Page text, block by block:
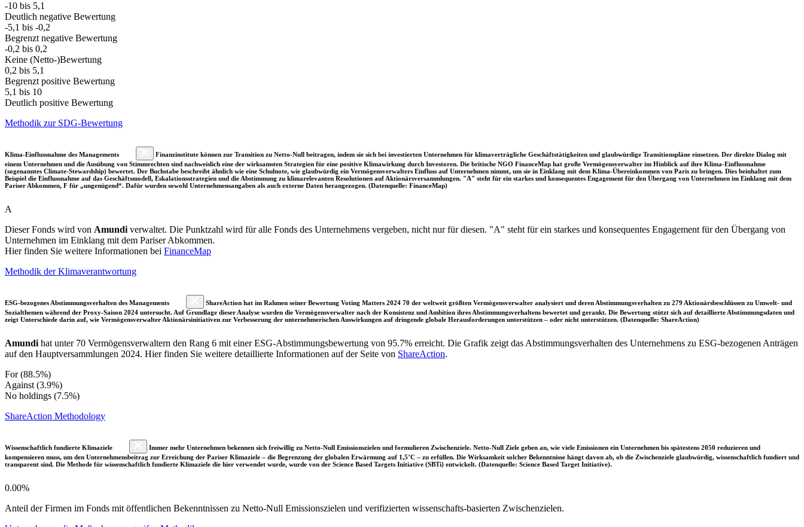
-10 bis 5,1
Deutlich negative Bewertung
-5,1 bis -0,2
Begrenzt negative Bewertung
-0,2 bis 0,2
Keine (Netto-)Bewertung
0,2 bis 5,1
Begrenzt positive Bewertung
5,1 bis 10
Deutlich positive Bewertung
Methodik zur SDG-Bewertung
Klima-Einflussnahme des Managements
Finanzinstitute können zur Transition zu Netto-Null beitragen, indem sie sich bei investierten Unternehmen für klimaverträgliche Geschäftstätigkeiten und glaubwürdige Transitionspläne einsetzen. Der direkte Dialog mit
einem Unternehmen und die Ausübung von Stimmrechten sind nachweislich eine der wirksamsten Strategien für eine positive Klimawirkung durch Investoren. Die britische NGO FinanceMap hat große Vermögensverwalter im Hinblick auf ihre Klima-Einflussnahme
(sogenanntes Climate-Stewardship) bewertet. Der Buchstabe beschreibt ähnlich wie eine Schulnote, wie glaubwürdig ein Vermögensverwalters Einfluss auf Unternehmen nimmt, um sie in Einklang mit dem Klima-Übereinkommen von Paris zu bringen. Dies beinhaltet zum
Beispiel die Einflussnahme auf das Geschäftsmodell, Eskalationsstrategien und die Abstimmung zu klimarelevanten Resolutionen auf Aktionärsversammlungen. "A" steht für ein starkes und konsequentes Engagement für den Übergang von Unternehmen im Einklang mit dem
Pariser Abkommen, F für „ungenügend“. Dafür wurden sowohl Unternehmensangaben als auch externe Daten herangezogen. (Datenquelle: FinanceMap)
A
Dieser Fonds wird von Amundi verwaltet. Die Punktzahl wird für alle Fonds des Unternehmens vergeben, nicht nur für diesen. "A" steht für ein starkes und konsequentes Engagement für den Übergang von
Unternehmen im Einklang mit dem Pariser Abkommen.
Hier finden Sie weitere Informationen bei FinanceMap
Methodik der Klimaverantwortung
ESG-bezogenes Abstimmungsverhalten des Managements
ShareAction hat im Rahmen seiner Bewertung Voting Matters 2024 70 der weltweit größten Vermögensverwalter analysiert und deren Abstimmungsverhalten zu 279 Aktionärsbeschlüssen zu Umwelt- und
Sozialthemen während der Proxy-Saison 2024 untersucht. Auf Grundlage dieser Analyse wurden die Vermögensverwalter nach der Konsistenz und Ambition ihres Abstimmungsverhaltens bewertet und gerankt. Die Bewertung stützt sich auf detaillierte Abstimmungsdaten und
zeigt Unterschiede darin auf, wie Vermögensverwalter Aktionärsinitiativen zur Verbesserung der unternehmerischen Auswirkungen auf dringende globale Herausforderungen unterstützen – oder nicht unterstützen. (Datenquelle: ShareAction)
Amundi hat unter 70 Vermögensverwaltern den Rang 6 mit einer ESG-Abstimmungsbewertung von 95.7% erreicht. Die Grafik zeigt das Abstimmungsverhalten des Unternehmens zu ESG-bezogenen Anträgen
auf den Hauptversammlungen 2024. Hier finden Sie weitere detaillierte Informationen auf der Seite von ShareAction.
For (88.5%)
Against (3.9%)
No holdings (7.5%)
ShareAction Methodology
Wissenschaftlich fundierte Klimaziele
Immer mehr Unternehmen bekennen sich freiwillig zu Netto-Null Emissionszielen und formulieren Zwischenziele. Netto-Null Ziele geben an, wie viele Emissionen ein Unternehmen bis spätestens 2050 reduzieren und
kompensieren muss, um den Unternehmensbeitrag zur Erreichung der Pariser Klimaziele – die Begrenzung der globalen Erwärmung auf 1,5°C – zu erfüllen. Die Wirksamkeit solcher Bekenntnisse hängt davon ab, ob die Zwischenziele glaubwürdig, wissenschaftlich fundiert und
transparent sind. Die Methode für wissenschaftlich fundierte Klimaziele die hier verwendet wurde, wurde von der Science Based Targets Initiative (SBTi) entwickelt. (Datenquelle: Science Based Target Initiative).
0.00%
Anteil der Firmen im Fonds mit öffentlichen Bekenntnissen zu Netto-Null Emissionszielen und verifizierten wissenschafts-basierten Zwischenzielen.